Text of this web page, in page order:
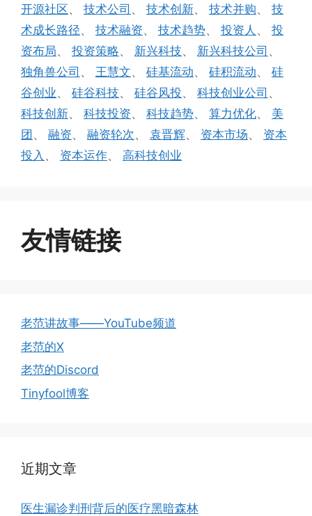
开源社区、 技术公司 、 技术创新、 技术并购、 技
术成长路径、 技术融资、 技术趋势、 投资人 、 投
资布局、 投资策略、 新兴科技、 新兴科技公司 、
独角兽公司 、 王慧文、 硅基流动、 硅积流动、 硅
谷创业、 硅谷科技、 硅谷风投、 科技创业公司 、
科技创新、 科技投资、 科技趋势、 算力优化、 美
团 、 融资、 融资轮次、 袁晋辉、 资本市场、 资本
投入 、 资本运作、 高科技创业
友情链接
老范讲故事——YouTube频道
老范的X
老范的Discord
Tinyfool博客
近期文章
医生漏诊判刑背后的医疗黑暗森林